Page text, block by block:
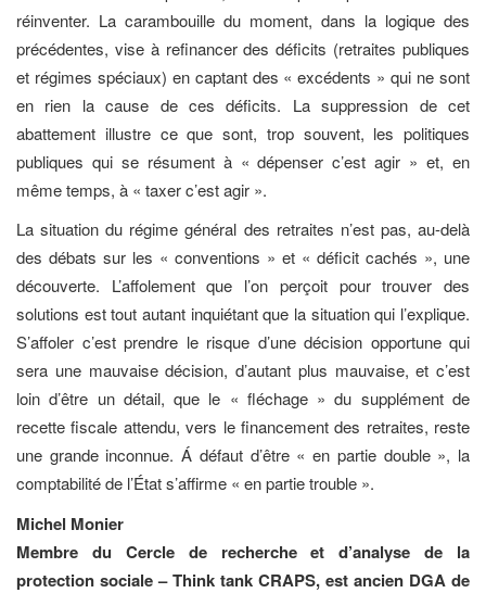
réinventer. La carambouille du moment, dans la logique des
précédentes, vise à refinancer des déficits (retraites publiques
et régimes spéciaux) en captant des « excédents » qui ne sont
en rien la cause de ces déficits. La suppression de cet
abattement illustre ce que sont, trop souvent, les politiques
publiques qui se résument à « dépenser c’est agir » et, en
même temps, à « taxer c’est agir ».
La situation du régime général des retraites n’est pas, au-delà
des débats sur les « conventions » et « déficit cachés », une
découverte. L’affolement que l’on perçoit pour trouver des
solutions est tout autant inquiétant que la situation qui l’explique.
S’affoler c’est prendre le risque d’une décision opportune qui
sera une mauvaise décision, d’autant plus mauvaise, et c’est
loin d’être un détail, que le « fléchage » du supplément de
recette fiscale attendu, vers le financement des retraites, reste
une grande inconnue. Á défaut d’être « en partie double », la
comptabilité de l’État s’affirme « en partie trouble ».
Michel Monier
Membre du Cercle de recherche et d’analyse de la
protection sociale – Think tank CRAPS, est ancien DGA de